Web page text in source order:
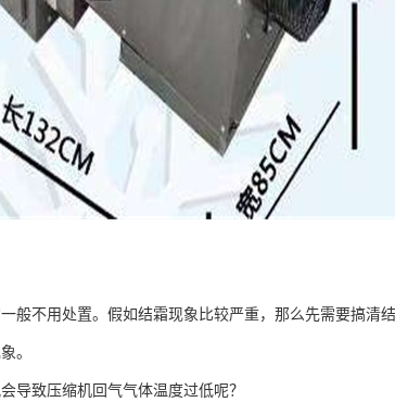
般不用处置。假如结霜现象比较严重，那么先需要搞清结
。
导致压缩机回气气体温度过低呢？